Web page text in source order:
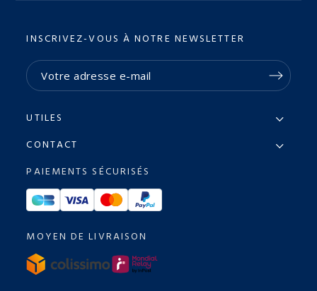
INSCRIVEZ-VOUS À NOTRE NEWSLETTER
UTILES
CONTACT
PAIEMENTS SÉCURISÉS
MOYEN DE LIVRAISON